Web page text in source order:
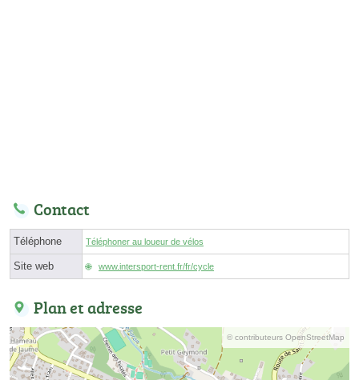
Contact
Téléphone Téléphoner au loueur de vélos
Site web www.intersport-rent.fr/fr/cycle
Plan et adresse
© contributeurs OpenStreetMap